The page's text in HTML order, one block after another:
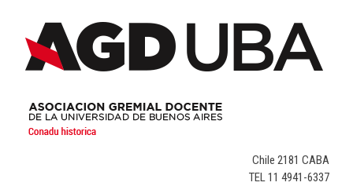
content
Chile 2181 CABA
TEL 11 4941-6337